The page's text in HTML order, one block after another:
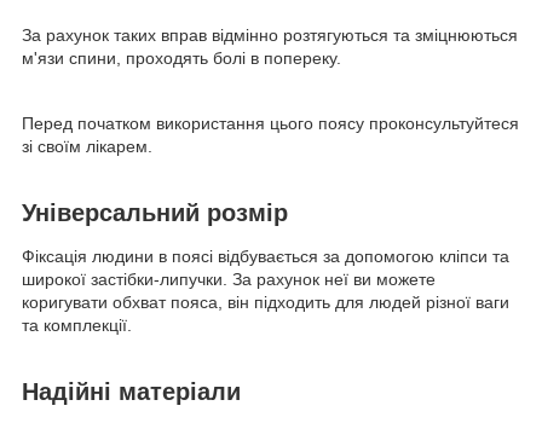
За рахунок таких вправ відмінно розтягуються та зміцнюються
м'язи спини, проходять болі в попереку.
Перед початком використання цього поясу проконсультуйтеся
зі своїм лікарем.
Універсальний розмір
Фіксація людини в поясі відбувається за допомогою кліпси та
широкої застібки-липучки. За рахунок неї ви можете
коригувати обхват пояса, він підходить для людей різної ваги
та комплекції.
Надійні матеріали